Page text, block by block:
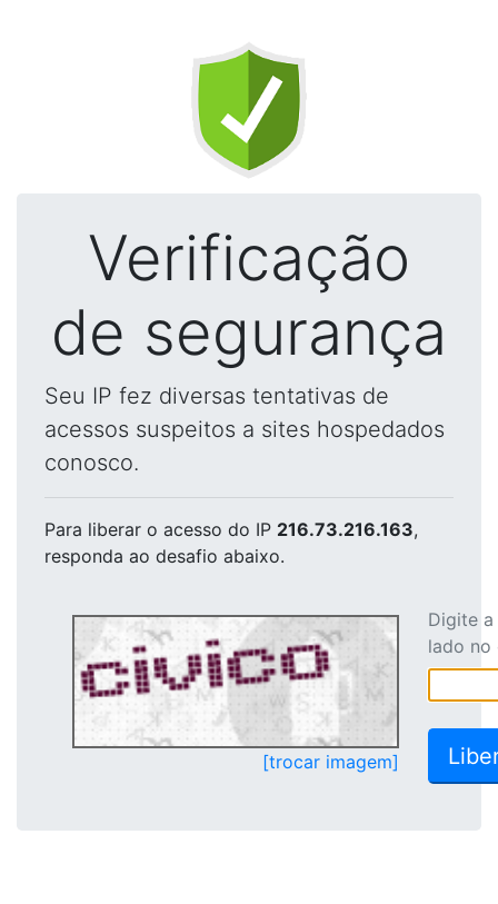
Verificação
de segurança
Seu IP fez diversas tentativas de
acessos suspeitos a sites hospedados
conosco.
Para liberar o acesso do IP 216.73.216.163,
responda ao desafio abaixo.
[trocar imagem]
Digite
lado no